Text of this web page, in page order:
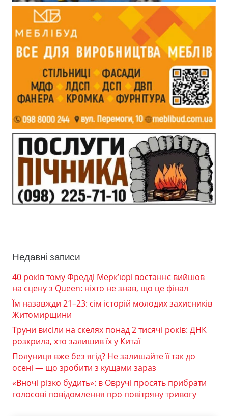
Недавні записи
40 років тому Фредді Мерк’юрі востаннє вийшов
на сцену з Queen: ніхто не знав, що це фінал
Їм назавжди 21–23: сім історій молодих захисників
Житомирщини
Труни висіли на скелях понад 2 тисячі років: ДНК
розкрила, хто залишив їх у Китаї
Полуниця вже без ягід? Не залишайте її так до
осені — що зробити з кущами зараз
«Вночі різко будить»: в Овручі просять прибрати
голосові повідомлення про повітряну тривогу